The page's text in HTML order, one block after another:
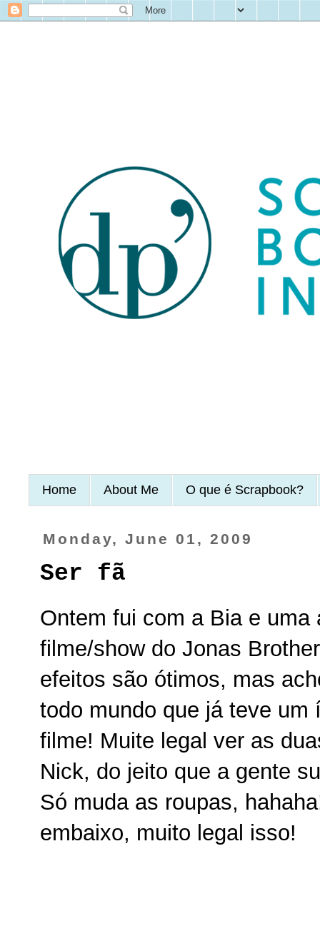
Home About Me O que é Scrapbook?
Monday, June 01, 2009
Ser fã
Ontem fui com a Bia e
filme/show do Jonas
efeitos são ótimos, mas
todo mundo que já teve
filme! Muite legal ver as
Nick, do jeito que a gente
Só muda as roupas,
embaixo, muito legal isso!